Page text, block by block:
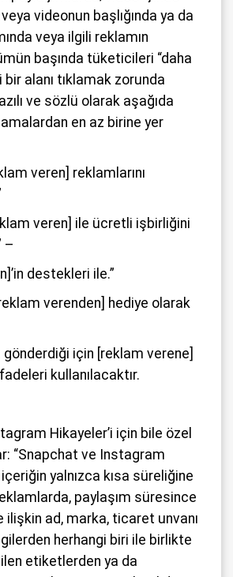
videonun başlığında ya da
veya ilgili reklamın
başında tüketicileri “daha
alanı tıklamak zorunda
ve sözlü olarak aşağıda
en az birine yer
veren] reklamlarını
veren] ile ücretli işbirliğini
–
destekleri ile.”
verenden] hediye olarak
gönderdiği için [reklam verene]
kullanılacaktır.
Hikayeler’i için bile özel
“Snapchat ve Instagram
yalnızca kısa süreliğine
paylaşım süresince
ilişkin ad, marka, ticaret unvanı
herhangi biri ile birlikte
etiketlerden ya da